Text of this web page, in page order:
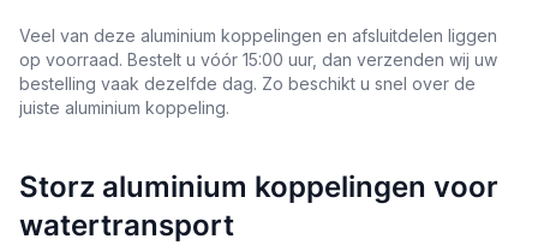
Veel van deze aluminium koppelingen en afsluitdelen liggen
op voorraad. Bestelt u vóór 15:00 uur, dan verzenden wij uw
bestelling vaak dezelfde dag. Zo beschikt u snel over de
juiste aluminium koppeling.
Storz aluminium koppelingen voor
watertransport